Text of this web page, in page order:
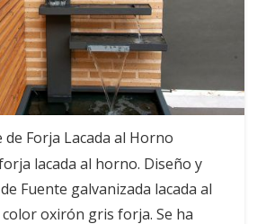
de Forja Lacada al Horno
lacada al horno. Diseño y
Fuente galvanizada lacada al
oxirón gris forja. Se ha